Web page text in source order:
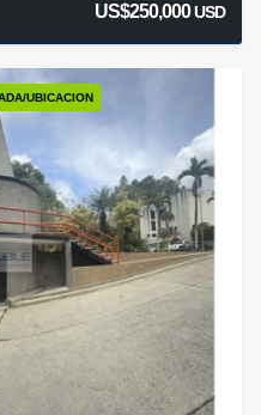
US$250,000USD
UBICACION